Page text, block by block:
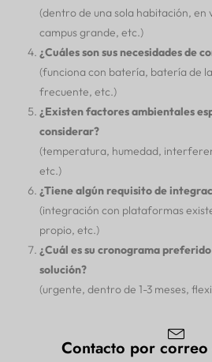
(dentro de una sola habitación, en
campus grande, etc.)
¿Cuáles son sus necesidades de
(funciona con batería, batería de
frecuente, etc.)
¿Existen factores ambientales
considerar?
(temperatura, humedad,
etc.)
¿Tiene algún requisito de
(integración con plataformas
propio, etc.)
¿Cuál es su cronograma
solución?
(urgente, dentro de 1-3 meses,
Contacto por